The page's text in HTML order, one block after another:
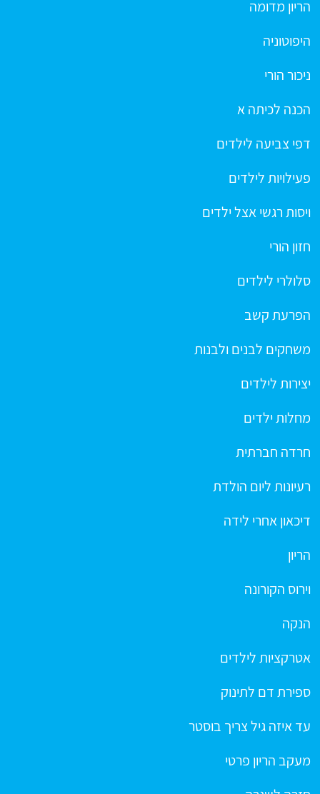
הריון מדומה
היפוטוניה
ניכור הורי
הכנה לכיתה א
דפי צביעה לילדים
פעילויות לילדים
ויסות רגשי אצל ילדים
חזון הורי
סלולרי לילדים
הפרעת קשב
משחקים לבנים ולבנות
יצירות לילדים
מחלות ילדים
חרדה חברתית
רעיונות ליום הולדת
דיכאון אחרי לידה
הריון
וירוס הקורונה
הנקה
אטרקציות לילדים
ספירת דם לתינוק
עד איזה גיל צריך בוסטר
מעקב הריון פרטי